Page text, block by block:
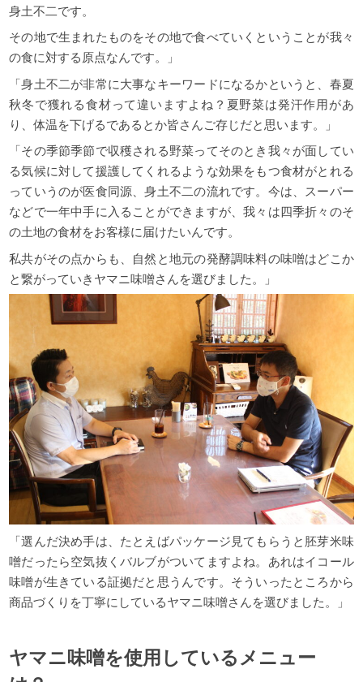
身土不二です。
その地で生まれたものをその地で食べていくということが我々
の食に対する原点なんです。」
「身土不二が非常に大事なキーワードになるかというと、春夏
秋冬で獲れる食材って違いますよね？ 夏野菜は発汗作用があ
り、体温を下げるであるとか皆さんご存じだと思います。
」
「その季節季節で収穫される野菜ってそのとき我々が面してい
る気候に対して援護してくれるような効果をもつ食材がとれる
っていうのが医食同源、身土不二の流れです。今は、スーパー
などで一年中手に入ることができますが、我々は四季折々のそ
の土地の食材をお客様に届けたいんです。
私共がその点からも、自然と地元の発酵調味料の味噌はどこか
と繋がっていきヤマニ味噌さんを選びました。」
「選んだ決め手は、たとえばパッケージ見てもらうと胚芽米味
噌だったら空気抜くバルブがついてますよね。あれはイコール
味噌が生きている証拠だと思うんです。そういったところから
商品づくりを丁寧にしているヤマニ味噌さんを選びました。」
ヤマニ味噌を使用しているメニュー